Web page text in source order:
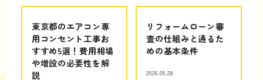
東京都のエアコン専
用コンセント工事お
すすめ5選！費用相場
や増設の必要性を解
説
リフォームローン審
査の仕組みと通るた
めの基本条件
2026.05.28